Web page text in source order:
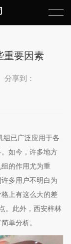
重要因素
分享到：
组已广泛应用于各
如今，许多地方
的作用尤为重
多用户不明白为
上有这么大的差
。此外，西安梓林
单分析。